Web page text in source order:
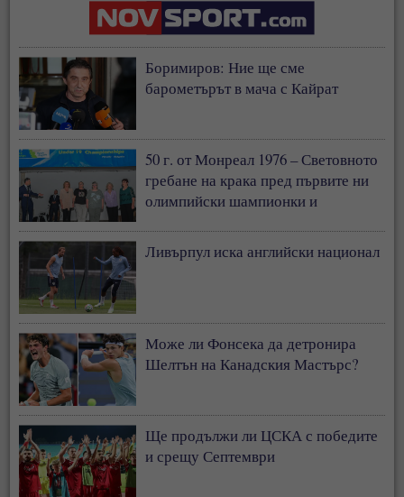
Боримиров: Ние ще сме
барометърът в мача с Кайрат
50 г. от Монреал 1976 – Световното
гребане на крака пред първите ни
олимпийски шампионки и
Ливърпул иска английски национал
Може ли Фонсека да детронира
Шелтън на Канадския Мастърс?
Ще продължи ли ЦСКА с победите
и срещу Септември